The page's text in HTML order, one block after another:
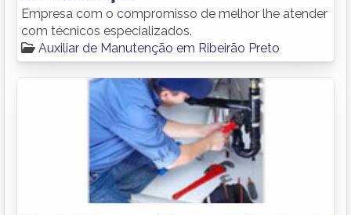
Empresa com o compromisso de melhor lhe atender
com técnicos especializados.
Auxiliar de Manutenção em Ribeirão Preto